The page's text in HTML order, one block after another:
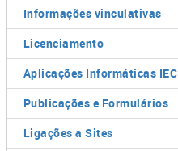
Informações vinculativas
Licenciamento
Aplicações Informáticas IEC
Publicações e Formulários
Ligações a Sites